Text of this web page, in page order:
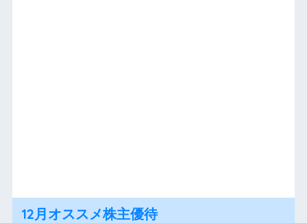
12月オススメ株主優待